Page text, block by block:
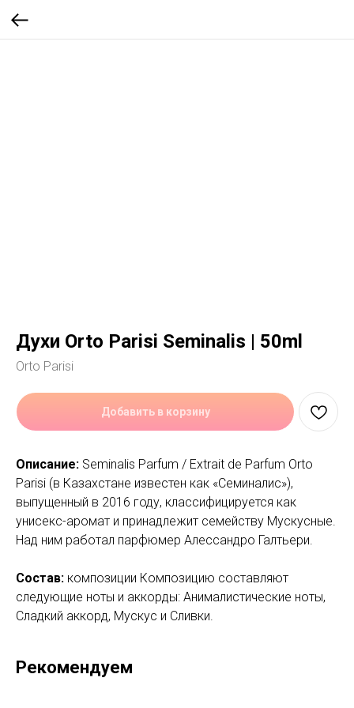
Духи Orto Parisi Seminalis | 50ml
Orto Parisi
Добавить в корзину
Описание: Seminalis Parfum / Extrait de Parfum Orto
Parisi (в Казахстане известен как «Семиналис»),
выпущенный в 2016 году, классифицируется как
унисекс-аромат и принадлежит семейству Мускусные.
Над ним работал парфюмер Алессандро Галтьери.
Состав: композиции Композицию составляют
следующие ноты и аккорды: Анималистические ноты,
Сладкий аккорд, Мускус и Сливки.
Рекомендуем